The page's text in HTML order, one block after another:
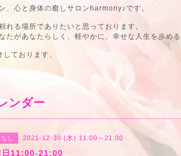
、心と身体の癒しサロンharmony♪です。
る場所でありたいと思っております。
たがあなたらしく、軽やかに、幸せな人生を歩め
ております、
ンダー
し 2021-12-30 (木) 11:00～21:00
日11:00-21:00